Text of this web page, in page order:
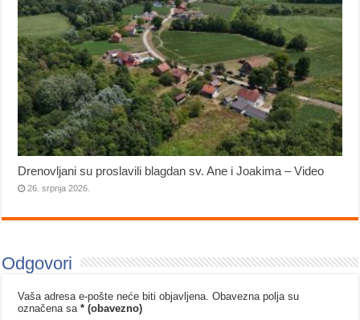
Drenovljani su proslavili blagdan sv. Ane i Joakima – Video
26. srpnja 2026.
Odgovori
Vaša adresa e-pošte neće biti objavljena. Obavezna polja su
označena sa* (obavezno)